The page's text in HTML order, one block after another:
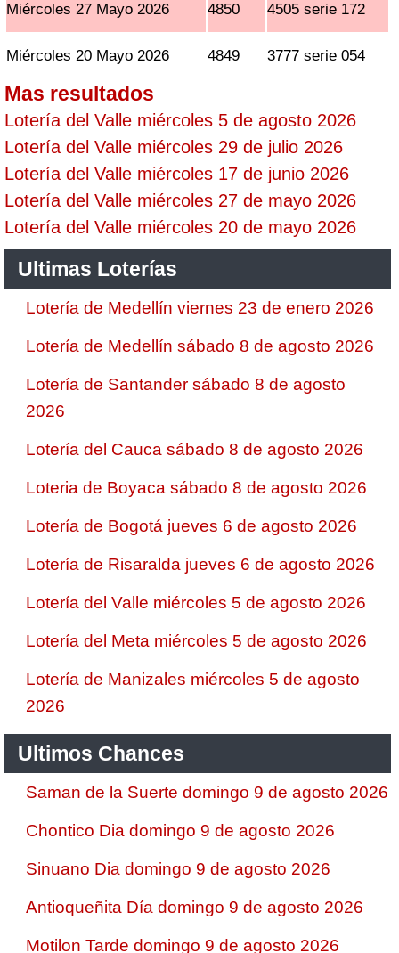
Miércoles 27 Mayo 2026 4850 4505 serie 172
Miércoles 20 Mayo 2026 4849 3777 serie 054
Mas resultados
Lotería del Valle miércoles 5 de agosto 2026
Lotería del Valle miércoles 29 de julio 2026
Lotería del Valle miércoles 17 de junio 2026
Lotería del Valle miércoles 27 de mayo 2026
Lotería del Valle miércoles 20 de mayo 2026
Ultimas Loterías
Lotería de Medellín viernes 23 de enero 2026
Lotería de Medellín sábado 8 de agosto 2026
Lotería de Santander sábado 8 de agosto
2026
Lotería del Cauca sábado 8 de agosto 2026
Loteria de Boyaca sábado 8 de agosto 2026
Lotería de Bogotá jueves 6 de agosto 2026
Lotería de Risaralda jueves 6 de agosto 2026
Lotería del Valle miércoles 5 de agosto 2026
Lotería del Meta miércoles 5 de agosto 2026
Lotería de Manizales miércoles 5 de agosto
2026
Ultimos Chances
Saman de la Suerte domingo 9 de agosto 2026
Chontico Dia domingo 9 de agosto 2026
Sinuano Dia domingo 9 de agosto 2026
Antioqueñita Día domingo 9 de agosto 2026
Motilon Tarde domingo 9 de agosto 2026